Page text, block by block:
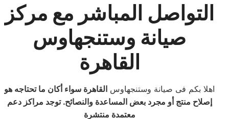
التواصل المباشر مع مركز
صيانة وستنجهاوس
القاهرة
اهلا بكم فى صيانة وستنجهاوس القاهرة سواء أكان ما تحتاجه هو
إصلاح منتج أو مجرد بعض المساعدة والنصائح. توجد مراكز دعم
معتمدة منتشرة